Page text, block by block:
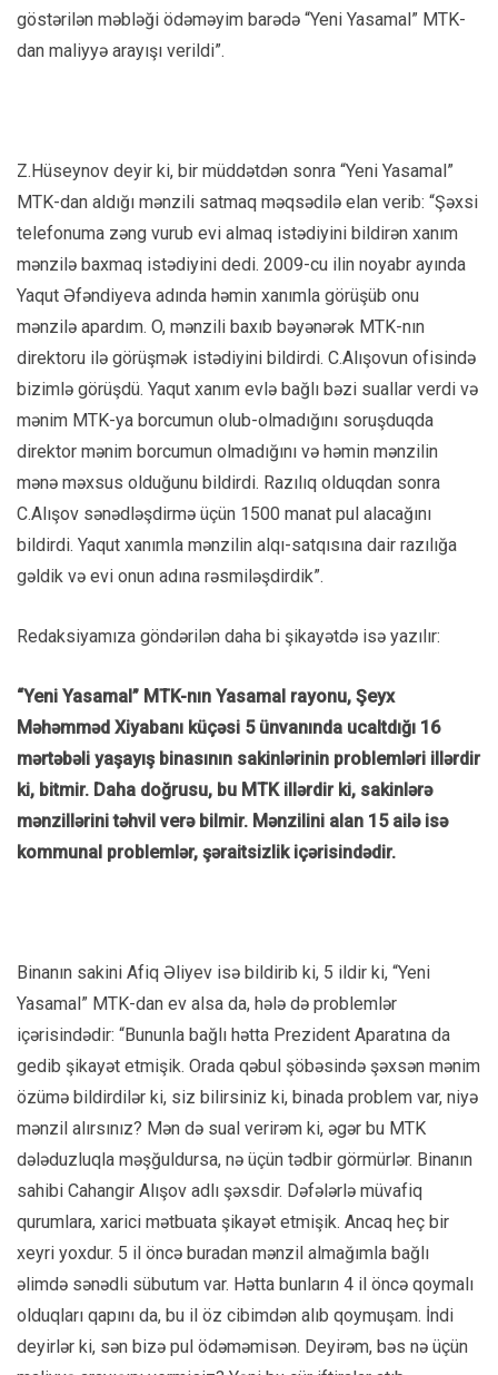
göstərilən məbləği ödəməyim barədə “Yeni Yasamal” MTK-
dan maliyyə arayışı verildi”.
Z.Hüseynov deyir ki, bir müddətdən sonra “Yeni Yasamal”
MTK-dan aldığı mənzili satmaq məqsədilə elan verib: “Şəxsi
telefonuma zəng vurub evi almaq istədiyini bildirən xanım
mənzilə baxmaq istədiyini dedi. 2009-cu ilin noyabr ayında
Yaqut Əfəndiyeva adında həmin xanımla görüşüb onu
mənzilə apardım. O, mənzili baxıb bəyənərək MTK-nın
direktoru ilə görüşmək istədiyini bildirdi. C.Alışovun ofisində
bizimlə görüşdü. Yaqut xanım evlə bağlı bəzi suallar verdi və
mənim MTK-ya borcumun olub-olmadığını soruşduqda
direktor mənim borcumun olmadığını və həmin mənzilin
mənə məxsus olduğunu bildirdi. Razılıq olduqdan sonra
C.Alışov sənədləşdirmə üçün 1500 manat pul alacağını
bildirdi. Yaqut xanımla mənzilin alqı-satqısına dair razılığa
gəldik və evi onun adına rəsmiləşdirdik”.
Redaksiyamıza göndərilən daha bi şikayətdə isə yazılır:
“Yeni Yasamal” MTK-nın Yasamal rayonu, Şeyx
Məhəmməd Xiyabanı küçəsi 5 ünvanında ucaltdığı 16
mərtəbəli yaşayış binasının sakinlərinin problemləri illərdir
ki, bitmir. Daha doğrusu, bu MTK illərdir ki, sakinlərə
mənzillərini təhvil verə bilmir. Mənzilini alan 15 ailə isə
kommunal problemlər, şəraitsizlik içərisindədir.
Binanın sakini Afiq Əliyev isə bildirib ki, 5 ildir ki, “Yeni
Yasamal” MTK-dan ev alsa da, hələ də problemlər
içərisindədir: “Bununla bağlı hətta Prezident Aparatına da
gedib şikayət etmişik. Orada qəbul şöbəsində şəxsən mənim
özümə bildirdilər ki, siz bilirsiniz ki, binada problem var, niyə
mənzil alırsınız? Mən də sual verirəm ki, əgər bu MTK
dələduzluqla məşğuldursa, nə üçün tədbir görmürlər. Binanın
sahibi Cahangir Alışov adlı şəxsdir. Dəfələrlə müvafiq
qurumlara, xarici mətbuata şikayət etmişik. Ancaq heç bir
xeyri yoxdur. 5 il öncə buradan mənzil almağımla bağlı
əlimdə sənədli sübutum var. Hətta bunların 4 il öncə qoymalı
olduqları qapını da, bu il öz cibimdən alıb qoymuşam. İndi
deyirlər ki, sən bizə pul ödəməmisən. Deyirəm, bəs nə üçün